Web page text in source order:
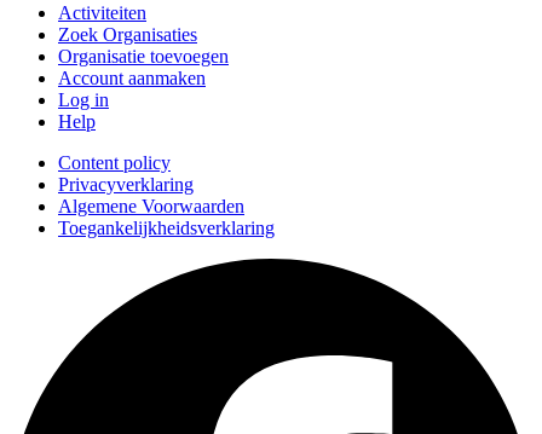
Activiteiten
Zoek Organisaties
Organisatie toevoegen
Account aanmaken
Log in
Help
Content policy
Privacyverklaring
Algemene Voorwaarden
Toegankelijkheidsverklaring